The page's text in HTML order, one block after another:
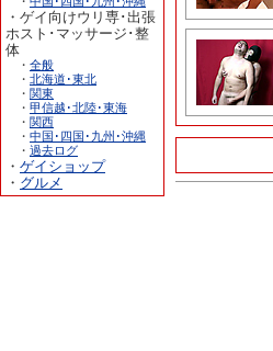
・ゲイ向けウリ専･出張
ホスト･マッサージ･整
体
・ 全般
・ 北海道･東北
・ 関東
・ 甲信越･北陸･東海
・ 関西
・ 中国･四国･九州･沖縄
・ 過去ログ
・ ゲイショップ
・ グルメ